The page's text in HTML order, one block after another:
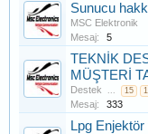
Sunucu
MSC Elektronik
Mesaj:
5
TEKNİK
MÜŞTERİ
Destek ... 15
Mesaj: 333
Lpg